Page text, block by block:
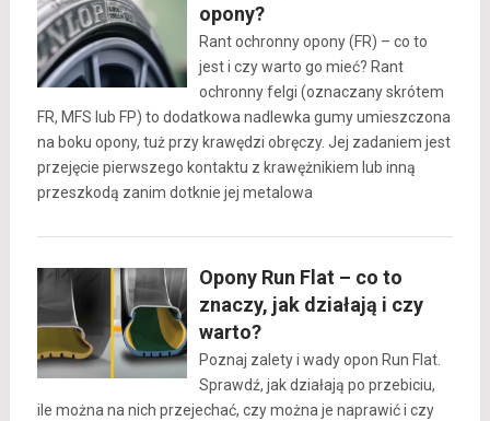
opony?
Rant ochronny opony (FR) – co to
jest i czy warto go mieć? Rant
ochronny felgi (oznaczany skrótem
FR, MFS lub FP) to dodatkowa nadlewka gumy umieszczona
na boku opony, tuż przy krawędzi obręczy. Jej zadaniem jest
przejęcie pierwszego kontaktu z krawężnikiem lub inną
przeszkodą zanim dotknie jej metalowa
Opony Run Flat – co to
znaczy, jak działają i czy
warto?
Poznaj zalety i wady opon Run Flat.
Sprawdź, jak działają po przebiciu,
ile można na nich przejechać, czy można je naprawić i czy